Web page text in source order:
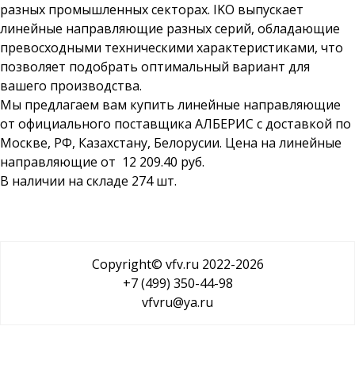
разных промышленных секторах. IKO выпускает
линейные направляющие разных серий, обладающие
превосходными техническими характеристиками, что
позволяет подобрать оптимальный вариант для
вашего производства.
Мы предлагаем вам купить линейные направляющие
от официального поставщика АЛБЕРИС с доставкой по
Москве, РФ, Казахстану, Белорусии. Цена на линейные
направляющие от 12 209.40 руб.
В наличии на складе 274 шт.
Copyright© vfv.ru 2022-2026
+7 (499) 350-44-98
vfvru@ya.ru